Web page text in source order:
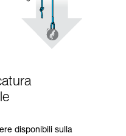
disponibili sulla